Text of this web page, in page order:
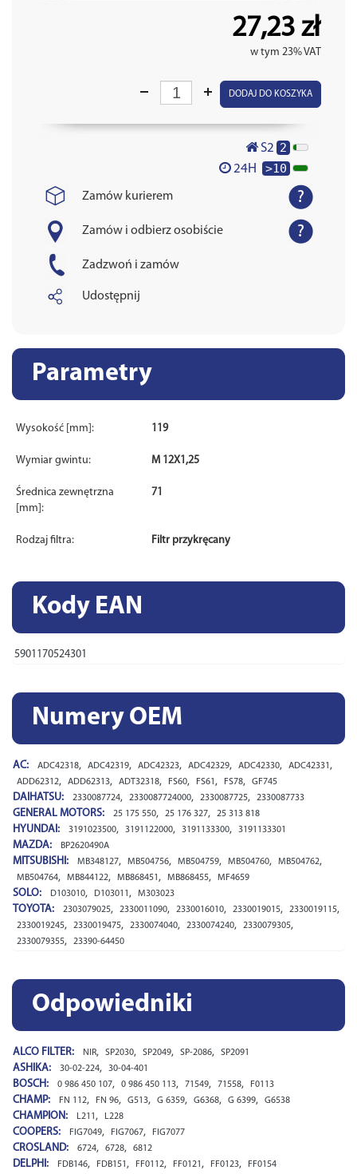
27,23 zł
w tym 23% VAT
DODAJ DO KOSZYKA
S2 2
24H >10
Zamów kurierem
Zamów i odbierz osobiście
Zadzwoń i zamów
Udostępnij
Parametry
Wysokość [mm]: 119
Wymiar gwintu: M 12X1,25
Średnica zewnętrzna
[mm]:
71
Rodzaj filtra: Filtr przykręcany
Kody EAN
5901170524301
Numery OEM
AC: ADC42318, ADC42319, ADC42323, ADC42329, ADC42330, ADC42331 ,
ADD62312, ADD62313, ADT32318, FS60, FS61 , FS78, GF745
DAIHATSU: 2330087724, 2330087724000, 2330087725, 2330087733
GENERAL MOTORS: 25 175 550, 25 176 327, 25 313 818
HYUNDAI: 3191023500, 3191122000, 3191133300, 3191133301
MAZDA: BP2620490A
MITSUBISHI: MB348127, MB504756, MB504759, MB504760, MB504762,
MB504764, MB844122, MB868451 , MB868455, MF4659
SOLO: D103010, D103011 , M303023
TOYOTA: 2303079025, 2330011090, 2330016010, 2330019015, 2330019115,
2330019245, 2330019475, 2330074040, 2330074240, 2330079305,
2330079355, 23390-64450
Odpowiedniki
ALCO FILTER: NIR, SP2030, SP2049, SP-2086, SP2091
ASHIKA: 30-02-224, 30-04-401
BOSCH: 0 986 450 107, 0 986 450 113, 71549, 71558, F0113
CHAMP: FN 112, FN 96, G513, G 6359, G6368, G 6399, G6538
CHAMPION: L211 , L228
COOPERS: FIG7049, FIG7067, FIG7077
CROSLAND: 6724, 6728, 6812
DELPHI: FDB146, FDB151 , FF0112, FF0121 , FF0123, FF0154